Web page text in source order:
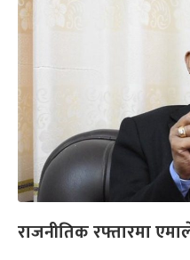
राजनीतिक रफ्तारमा